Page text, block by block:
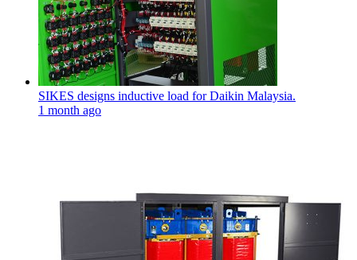
SIKES designs inductive load for Daikin Malaysia.
1 month ago